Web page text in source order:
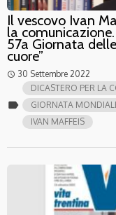
Il vescovo Ivan
la
57a Giornata
cuore”
access_time 30 Settembre 2022
label
DICASTERO PER LA
GIORNATA
IVAN MAFFEIS